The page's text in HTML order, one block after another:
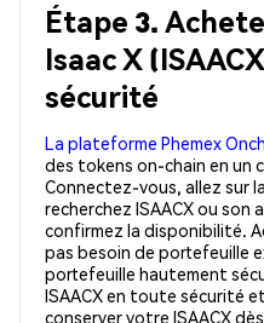
Étape 3.
Isaac X
sécurité
La plateforme Phemex
des tokens on-chain en un
Connectez-vous, allez sur la
recherchez ISAACX ou
confirmez la disponibilité.
pas besoin de portefeuille
portefeuille hautement
ISAACX en toute sécurité
conserver votre ISAACX